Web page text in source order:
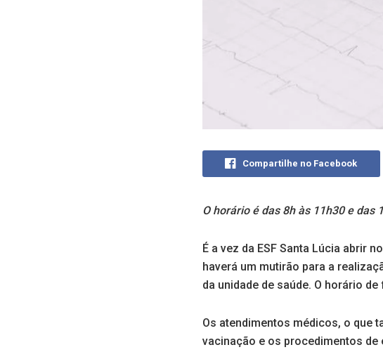
Compartilhe no Facebook
O horário é das 8h às 11h30 e das
É a vez da ESF Santa Lúcia abrir
haverá um mutirão para a
da unidade de saúde. O horário
Os atendimentos médicos, o que
vacinação e os procedimentos